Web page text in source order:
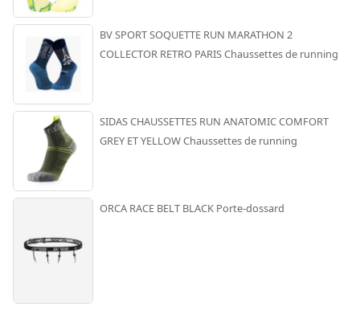
BV SPORT SOQUETTE RUN MARATHON 2
COLLECTOR RETRO PARIS Chaussettes de running
SIDAS CHAUSSETTES RUN ANATOMIC COMFORT
GREY ET YELLOW Chaussettes de running
ORCA RACE BELT BLACK Porte-dossard